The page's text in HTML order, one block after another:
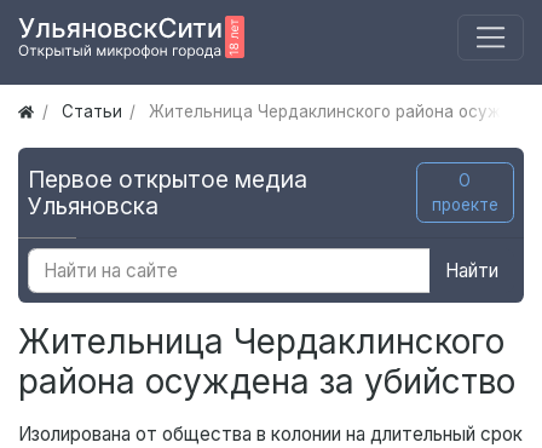
Статьи Жительница Чердаклинского района
Первое открытое медиа
Ульяновска
О
проекте
Найти
Жительница Чердаклинского
района осуждена за убийство
Изолирована от общества в колонии на длительный срок